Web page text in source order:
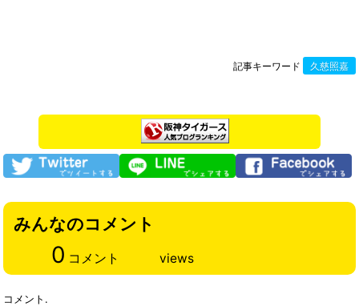
記事キーワード 久慈照嘉
みんなのコメント
0 コメント views
コメント.